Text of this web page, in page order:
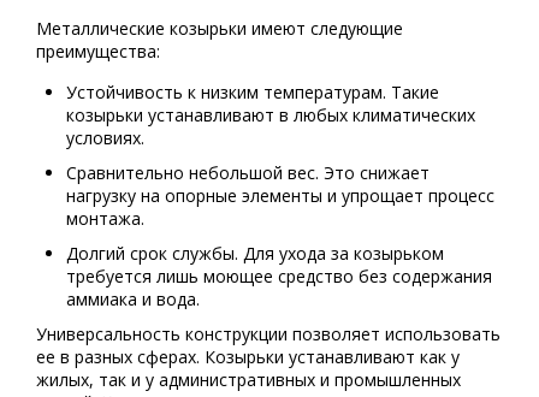
Металлические козырьки имеют следующие
преимущества:
Устойчивость к низким температурам. Такие
козырьки устанавливают в любых климатических
условиях.
Сравнительно небольшой вес. Это снижает
нагрузку на опорные элементы и упрощает процесс
монтажа.
Долгий срок службы. Для ухода за козырьком
требуется лишь моющее средство без содержания
аммиака и вода.
Универсальность конструкции позволяет использовать
ее в разных сферах. Козырьки устанавливают как у
жилых, так и у административных и промышленных